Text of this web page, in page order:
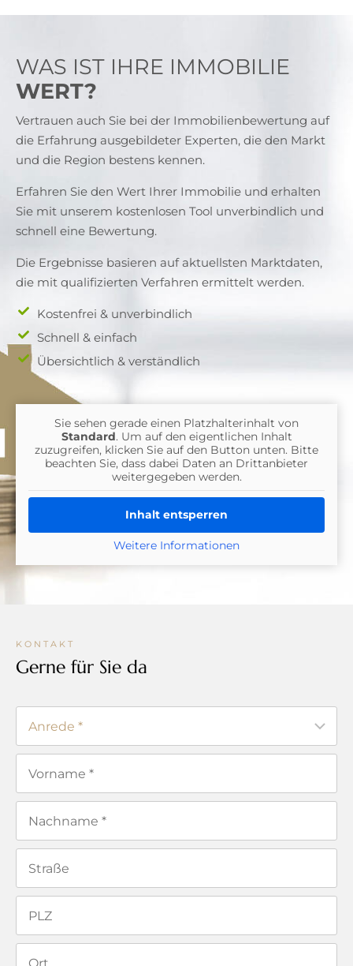
WAS IST IHRE IMMOBILIE
WERT?
Vertrauen auch Sie bei der Immobilienbewertung auf
die Erfahrung ausgebildeter Experten, die den Markt
und die Region bestens kennen.
Erfahren Sie den Wert Ihrer Immobilie und erhalten
Sie mit unserem kostenlosen Tool unverbindlich und
schnell eine Bewertung.
Die Ergebnisse basieren auf aktuellsten Marktdaten,
die mit qualifizierten Verfahren ermittelt werden.
Kostenfrei & unverbindlich
Schnell & einfach
Übersichtlich & verständlich
Sie sehen gerade einen Platzhalterinhalt von
Standard. Um auf den eigentlichen Inhalt
zuzugreifen, klicken Sie auf den Button unten. Bitte
beachten Sie, dass dabei Daten an Drittanbieter
weitergegeben werden.
Inhalt entsperren
Weitere Informationen
KONTAKT
Gerne für Sie da